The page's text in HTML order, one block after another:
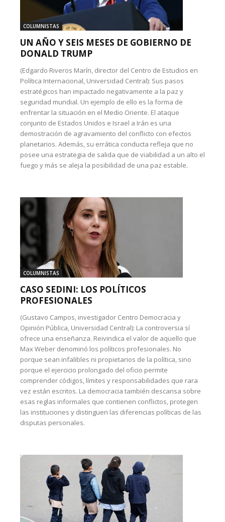
COLUMNISTAS
UN AÑO Y SEIS MESES DE GOBIERNO DE
DONALD TRUMP
(Edgardo Riveros Marín, director del Centro de Estudios en
Política Internacional, Universidad Central): Sus pasos
estratégicos han impactado negativamente a la paz y
seguridad mundial. Un ejemplo de ello es la forma de
enfrentar la situación en el Medio Oriente. El ataque
conjunto de Estados Unidos e Israel a Irán es una
demostración de agravamiento del conflicto con efectos
planetarios. Además, su errática conducta refleja que no
posee una estrategia de salida que de viabilidad a un alto el
fuego y más se aleja la posibilidad de una paz estable.
COLUMNISTAS
CASO SEDINI: LOS POLÍTICOS
PROFESIONALES
(Gustavo Campos, investigador Centro Democracia y
Opinión Pública, Universidad Central): La controversia sí
ofrece una enseñanza. Reivindica el valor de aquello que
Max Weber denominó los políticos profesionales. No
porque sean infalibles ni propietarios de la política, sino
porque el ejercicio prolongado del oficio permite
comprender códigos, límites y responsabilidades que rara
vez están escritos. La democracia también descansa sobre
esas reglas informales que contienen conflictos, protegen
las instituciones y distinguen las diferencias políticas de las
disputas personales.